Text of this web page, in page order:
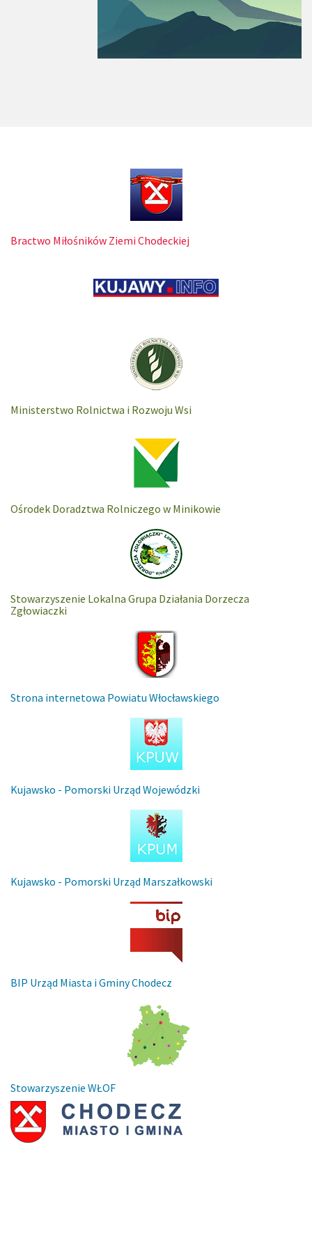
Bractwo Miłośników Ziemi Chodeckiej
Ministerstwo Rolnictwa i Rozwoju Wsi
Ośrodek Doradztwa Rolniczego w Minikowie
Stowarzyszenie Lokalna Grupa Działania Dorzecza
Zgłowiaczki
Strona internetowa Powiatu Włocławskiego
Kujawsko - Pomorski Urząd Wojewódzki
Kujawsko - Pomorski Urząd Marszałkowski
BIP Urząd Miasta i Gminy Chodecz
Stowarzyszenie WŁOF